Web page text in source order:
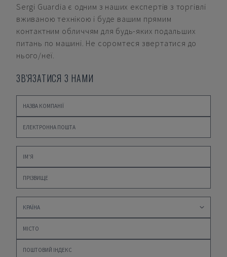
Sergi Guardia є одним з наших експертів з торгівлі
вживаною технікою і буде вашим прямим
контактним обличчям для будь-яких подальших
питань по машині. Не соромтеся звертатися до
нього/неї.
ЗВ'ЯЗАТИСЯ З НАМИ